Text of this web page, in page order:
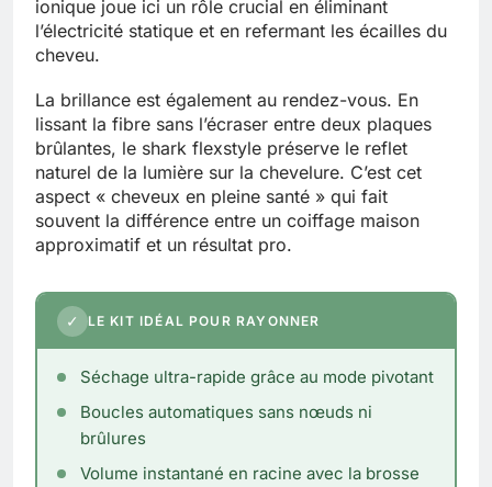
ionique joue ici un rôle crucial en éliminant
l’électricité statique et en refermant les écailles du
cheveu.
La brillance est également au rendez-vous. En
lissant la fibre sans l’écraser entre deux plaques
brûlantes, le shark flexstyle préserve le reflet
naturel de la lumière sur la chevelure. C’est cet
aspect « cheveux en pleine santé » qui fait
souvent la différence entre un coiffage maison
approximatif et un résultat pro.
✓ LE KIT IDÉAL POUR RAYONNER
Séchage ultra-rapide grâce au mode pivotant
Boucles automatiques sans nœuds ni
brûlures
Volume instantané en racine avec la brosse